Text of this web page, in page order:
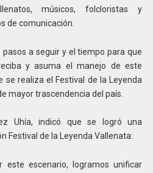
músicos, folcloristas y
de comunicación.
a seguir y el tiempo para que
y asuma el manejo de este
se realiza el Festival de la Leyenda
mayor trascendencia del país.
Uhía, indicó que se logró una
Festival de la Leyenda Vallenata:
este escenario, logramos unificar